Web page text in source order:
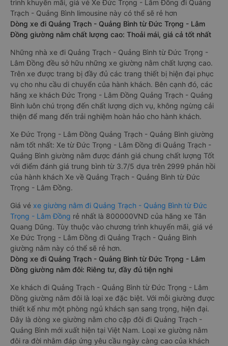
trình khuyến mãi, giá vé Xe Đức Trọng - Lâm Đồng đi Quảng
Trạch - Quảng Bình limousine này có thể sẽ rẻ hơn
Dòng xe đi Quảng Trạch - Quảng Bình từ Đức Trọng - Lâm
Đồng giường nằm chất lượng cao: Thoải mái, giá cả tốt nhất
Những nhà xe đi Quảng Trạch - Quảng Bình từ Đức Trọng -
Lâm Đồng đều sở hữu những xe giường nằm chất lượng cao.
Trên xe được trang bị đầy đủ các trang thiết bị hiện đại phục
vụ cho nhu cầu di chuyển của hành khách. Bên cạnh đó, các
hãng xe khách Đức Trọng - Lâm Đồng Quảng Trạch - Quảng
Bình luôn chú trọng đến chất lượng dịch vụ, không ngừng cải
thiện để mang đến trải nghiệm hoàn hảo cho hành khách.
Xe Đức Trọng - Lâm Đồng Quảng Trạch - Quảng Bình giường
nằm tốt nhất: Xe từ Đức Trọng - Lâm Đồng đi Quảng Trạch -
Quảng Bình giường nằm được đánh giá chung chất lượng Tốt
với điểm đánh giá trung bình từ 3.7/5 dựa trên 2999 phản hồi
của hành khách Xe về Quảng Trạch - Quảng Bình từ Đức
Trọng - Lâm Đồng.
Giá vé xe giường nằm đi Quảng Trạch - Quảng Bình từ Đức
Trọng - Lâm Đồng rẻ nhất là 800000VND của hãng xe Tân
Quang Dũng. Tùy thuộc vào chương trình khuyến mãi, giá vé
Xe Đức Trọng - Lâm Đồng đi Quảng Trạch - Quảng Bình
giường nằm này có thể sẽ rẻ hơn.
Dòng xe đi Quảng Trạch - Quảng Bình từ Đức Trọng - Lâm
Đồng giường nằm đôi: Riêng tư, đầy đủ tiện nghi
Xe khách đi Quảng Trạch - Quảng Bình từ Đức Trọng - Lâm
Đồng giường nằm đôi là loại xe đặc biệt. Với mỗi giường được
thiết kế như một phòng ngủ khách sạn sang trọng, hiện đại.
Đây là dòng xe giường nằm cho cặp đôi đi Quảng Trạch -
Quảng Bình mới xuất hiện tại Việt Nam. Loại xe giường nằm
đôi ra đời nhằm đáp ứng yêu cầu ngày càng cao của khách